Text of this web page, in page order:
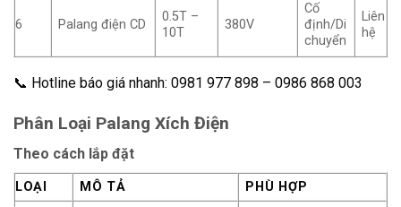
6 Palang điện CD
0.5T –
10T
380V
Cố
định/Di
chuyển
Liên
hệ
📞 Hotline báo giá nhanh: 0981 977 898 – 0986 868 003
Phân Loại Palang Xích Điện
Theo cách lắp đặt
LOẠI MÔ TẢ
PHÙ HỢP